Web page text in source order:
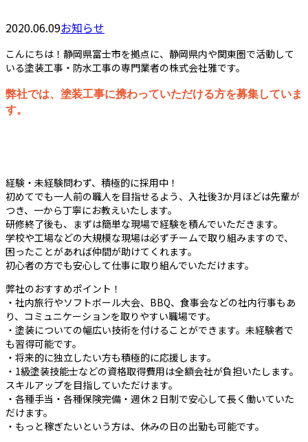
2020.06.09お知らせ
こんにちは！静岡県富士市を拠点に、静岡県内や関東圏で活動して
いる塗装工事・防水工事の専門業者の株式会社雅です。
弊社では、塗装工事に携わっていただける方を募集していま
す。
経験・未経験問わず、積極的に採用中！
初めてでも一人前の職人を目指せるよう、入社後3か月ほどは先輩が
つき、一から丁寧にお教えいたします。
研修終了後も、まずは簡単な現場で経験を積んでいただきます。
学校や工場などの大規模な現場は必ずチームで取り組みますので、
困ったことがあれば仲間が助けてくれます。
初心者の方でも安心して仕事に取り組んでいただけます。
弊社のおすすめポイント！
・社内旅行やソフトボール大会、BBQ、食事会などの社内行事もあ
り、コミュニケーションを取りやすい職場です。
・塗装についての幅広い技術を付けることができます。未経験者で
も習得可能です。
・将来的に独立したい方も積極的に応援します。
・1級塗装技能士などの資格取得費用は全額会社が負担いたします。
スキルアップを目指していただけます。
・各種手当・各種保険完備・週休２日制で安心して長く働いていた
だけます。
・もっと稼ぎたいという方は、休みの日の出勤も可能です。